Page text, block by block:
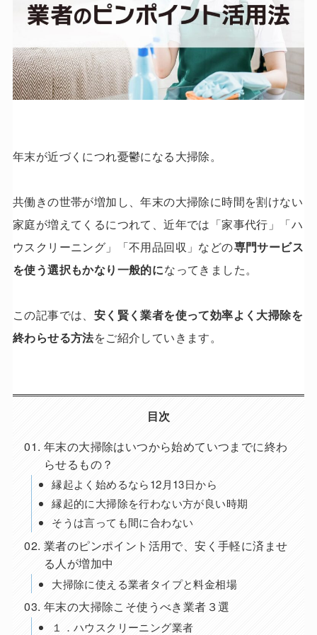
年末が近づくにつれ憂鬱になる大掃除。
共働きの世帯が増加し、年末の大掃除に時間を割けない
家庭が増えてくるにつれて、近年では「家事代行」「ハ
ウスクリーニング」「不用品回収」などの専門サービス
を使う選択もかなり一般的になってきました。
この記事では、 安く賢く業者を使って効率よく大掃除を
終わらせる方法をご紹介していきます。
目次
年末の大掃除はいつから始めていつまでに終わ
らせるもの？
縁起よく始めるなら12月13日から
縁起的に大掃除を行わない方が良い時期
そうは言っても間に合わない
業者のピンポイント活用で、安く手軽に済ませ
る人が増加中
大掃除に使える業者タイプと料金相場
年末の大掃除こそ使うべき業者３選
１．ハウスクリーニング業者